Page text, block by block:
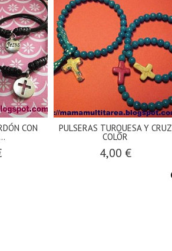
CON PULSERAS TURQUESA Y CRUZ
COLOR
4,00 €